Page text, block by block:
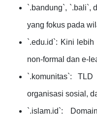
`.bandung`, `.bali`,
yang fokus pada
`.edu.id`: Kini lebih
non-formal dan e-
`.komunitas`:
organisasi sosial,
`.islam.id`: